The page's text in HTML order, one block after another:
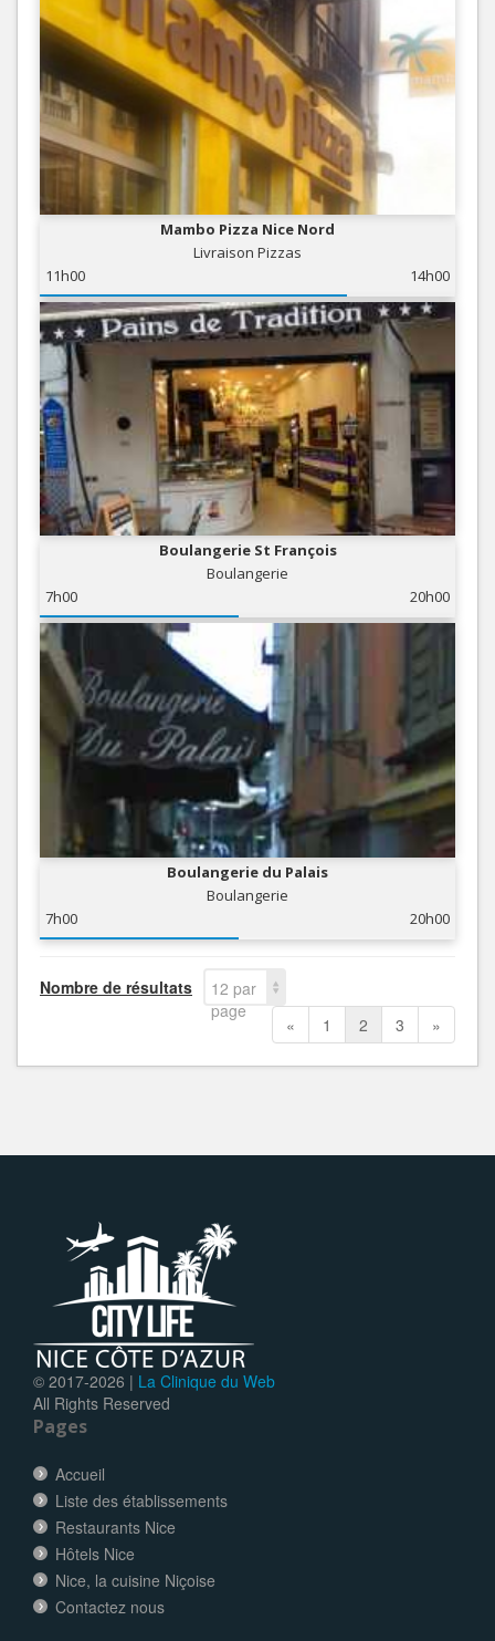
Mambo Pizza Nice Nord
Livraison Pizzas
11h00
14h00
Boulangerie St François
Boulangerie
7h00
20h00
Boulangerie du Palais
Boulangerie
7h00
20h00
Nombre de résultats
12 par
page
« 1 2 3 »
© 2017-2026 | La Clinique du Web
All Rights Reserved
Pages
Accueil
Liste des établissements
Restaurants Nice
Hôtels Nice
Nice, la cuisine Niçoise
Contactez nous